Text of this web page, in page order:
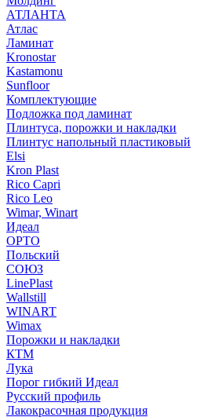
АТЛАНТА
Атлас
Ламинат
Kronostar
Kastamonu
Sunfloor
Комплектующие
Подложка под ламинат
Плинтуса, порожки и накладки
Плинтус напольный пластиковый
Elsi
Kron Plast
Rico Capri
Rico Leo
Wimar, Winart
Идеал
ОРТО
Польский
СОЮЗ
LinePlast
Wallstill
WINART
Wimax
Порожки и накладки
КТМ
Лука
Порог гибкий Идеал
Русский профиль
Лакокрасочная продукция